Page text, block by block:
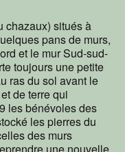
chazaux) situés à
pans de murs,
et le mur Sud-sud-
toujours une petite
ras du sol avant le
de terre qui
les bénévoles des
les pierres du
des murs